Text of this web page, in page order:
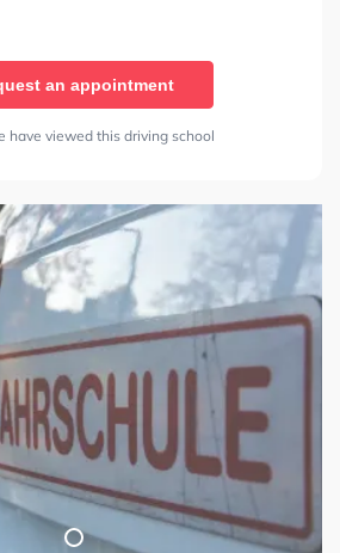
an appointment
have viewed this driving school